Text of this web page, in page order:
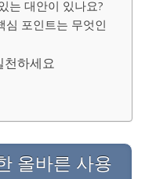
는 대안이 있나요?
심 포인트는 무엇인
천하세요
올바른 사용